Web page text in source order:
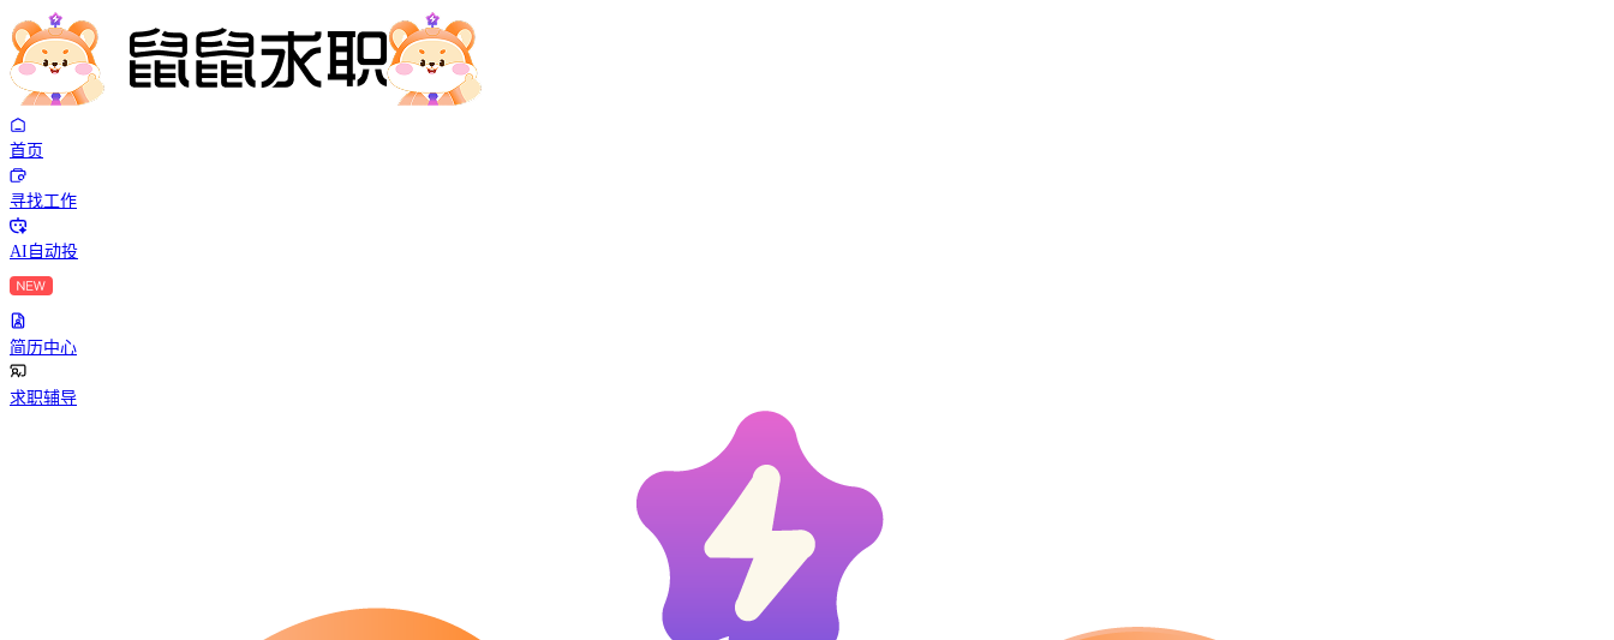
首页
寻找工作
AI自动投
简历中心
求职辅导